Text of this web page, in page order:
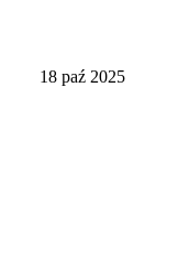
18 paź 2025